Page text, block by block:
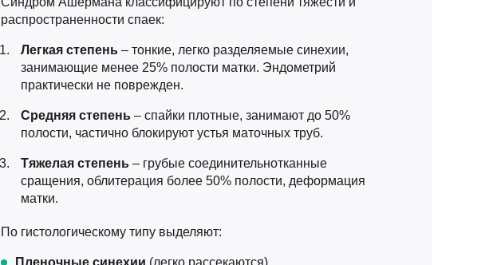
распространенности спаек:
Легкая степень – тонкие, легко разделяемые синехии,
занимающие менее 25% полости матки. Эндометрий
практически не поврежден.
Средняя степень – спайки плотные, занимают до 50%
полости, частично блокируют устья маточных труб.
Тяжелая степень – грубые соединительнотканные
сращения, облитерация более 50% полости, деформация
матки.
По гистологическому типу выделяют:
Пленочные синехии (легко рассекаются).